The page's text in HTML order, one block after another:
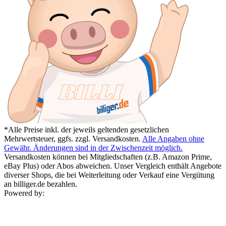
*Alle Preise inkl. der jeweils geltenden gesetzlichen
Mehrwertsteuer, ggfs. zzgl. Versandkosten. Alle Angaben ohne
Gewähr. Änderungen sind in der Zwischenzeit möglich.
Versandkosten können bei Mitgliedschaften (z.B. Amazon Prime,
eBay Plus) oder Abos abweichen. Unser Vergleich enthält Angebote
diverser Shops, die bei Weiterleitung oder Verkauf eine Vergütung
an billiger.de bezahlen.
Powered by: